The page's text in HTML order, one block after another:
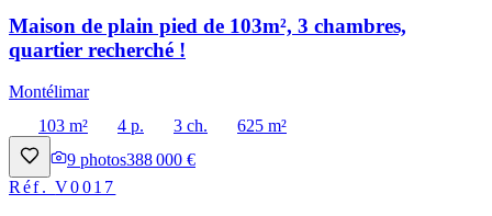
Maison de plain pied de 103m², 3 chambres,
quartier recherché !
Montélimar
103 m²
4 p. 3 ch.
625 m²
9 photos388 000 €
Réf.V0017